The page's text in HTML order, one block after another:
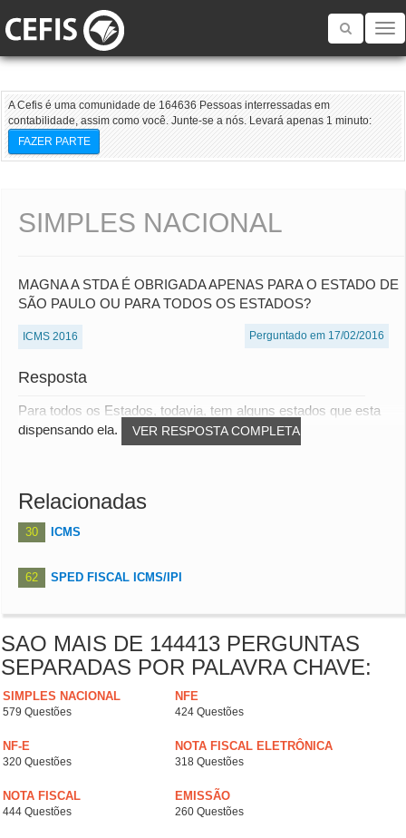
Toggle
A Cefis é uma comunidade de 164636 Pessoas interressadas em
contabilidade, assim como você. Junte-se a nós. Levará apenas 1 minuto:
FAZER PARTE
SIMPLES NACIONAL
MAGNA A STDA É OBRIGADA APENAS PARA O ESTADO DE
SÃO PAULO OU PARA TODOS OS ESTADOS?
ICMS 2016 Perguntado em 17/02/2016
Resposta
VER RESPOSTA COMPLETA
Para todos os Estados, todavia, tem alguns estados que esta
dispensando ela.
Relacionadas
30 ICMS
62 SPED FISCAL ICMS/IPI
SAO MAIS DE 144413 PERGUNTAS
SEPARADAS POR PALAVRA CHAVE:
SIMPLES NACIONAL
579 Questões
NFE
424 Questões
NF-E
320 Questões
NOTA FISCAL ELETRÔNICA
318 Questões
NOTA FISCAL
444 Questões
EMISSÃO
260 Questões